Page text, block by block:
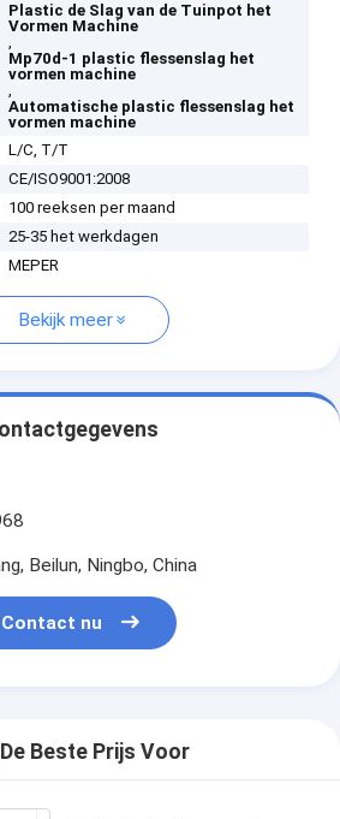
Plastic de Slag van de Tuinpot het
Vormen Machine
,
Mp70d-1 plastic flessenslag het
vormen machine
,
Automatische plastic flessenslag het
vormen machine
L/C, T/T
CE/ISO9001:2008
100 reeksen per maand
25-35 het werkdagen
MEPER
Bekijk meer
Beilun, Ningbo, China
Contact nu
Beste Prijs Voor